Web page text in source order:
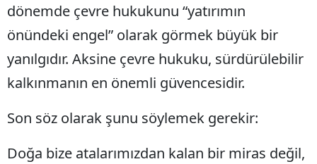
dönemde çevre hukukunu “yatırımın
önündeki engel” olarak görmek büyük bir
yanılgıdır. Aksine çevre hukuku, sürdürülebilir
kalkınmanın en önemli güvencesidir.
Son söz olarak şunu söylemek gerekir:
Doğa bize atalarımızdan kalan bir miras değil,